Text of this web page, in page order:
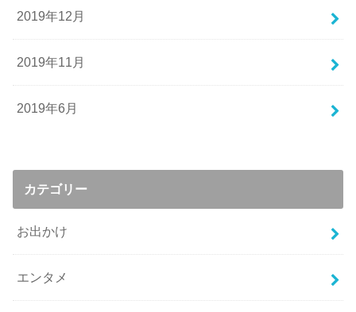
2019年12月
2019年11月
2019年6月
カテゴリー
お出かけ
エンタメ